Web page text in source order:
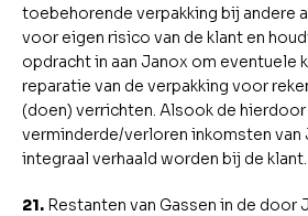
toebehorende verpakking bij andere
voor eigen risico van de klant en
opdracht in aan Janox om eventuele
reparatie van de verpakking voor
(doen) verrichten. Alsook de hierdoor
verminderde/verloren inkomsten van
integraal verhaald worden bij de klant.
21. Restanten van Gassen in de door